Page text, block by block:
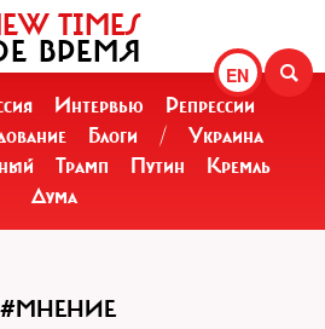
EN
TIMES
ВРЕМЯ
Интервью
Репрессии
Блоги /
Украина
Трамп Путин
Кремль
Дума
#МНЕНИЕ